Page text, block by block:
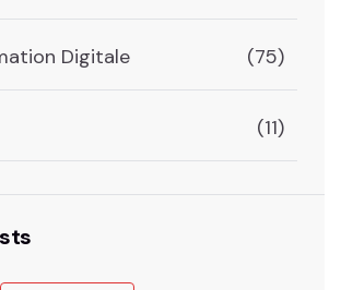
Digitale (75)
(11)